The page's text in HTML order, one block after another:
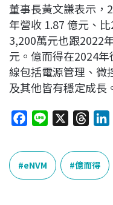
董事長黃文謙表示，
年營收 1.87 億元、
3,200萬元也跟2022
元。億而得在2024
線包括電源管理、微
及其他皆有穩定成長
c
e
b
n
r
e
a
eNVM 億而得